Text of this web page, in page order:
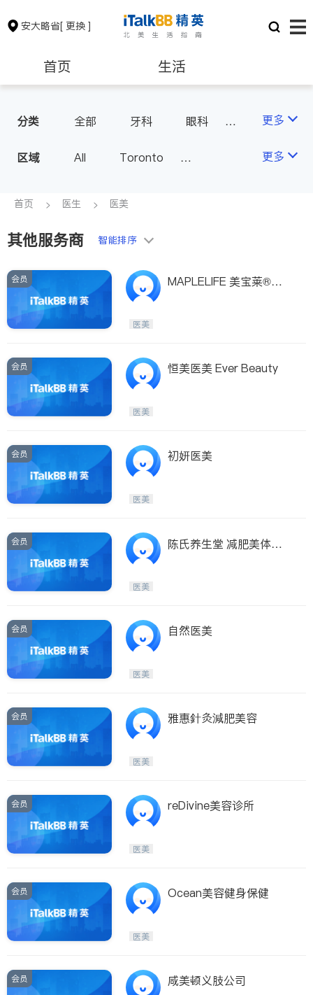
安大略省[ 更换 ]
首页 生活
保险理财 房地产租售
银行贷款
建筑装修
分类 全部 牙科
眼科
耳鼻喉科
医生-其它
家庭医生
更多
区域 All
Toronto
Scarborough
North York
Brampton
Kitchener
Newmarket
Stouffville
Maple
Waterloo
Guelph
Oshawa
Niagara Falls
Pickering
Concord
Port Perry
更多
首页 医生 医美
其他服务商 智能排序
会员
MAPLELIFE 美宝莱®－
医美
会员 恒美医美 Ever Beauty
医美
会员 初妍医美
医美
会员
陈氏养生堂 减肥美体专
医美
会员 自然医美
医美
会员 雅惠針灸減肥美容
医美
会员 reDivine美容诊所
医美
会员 Ocean美容健身保健
医美
会员 咸美顿义肢公司